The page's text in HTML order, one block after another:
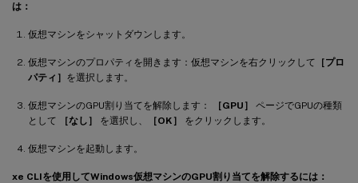
は：
仮想マシンをシャットダウンします。
仮想マシンのプロパティを開きます：仮想マシンを右クリックして ［プロ
パティ］ を選択します。
仮想マシンのGPU割り当てを解除します： ［GPU］
ページでGPUの種類
として
［なし］ を選択し、 ［OK］ をクリックします。
仮想マシンを起動します。
xe CLIを使用してWindows仮想マシンのGPU割り当てを解除するには：